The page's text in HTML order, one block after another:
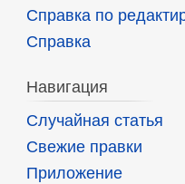
Справка по
Справка
Навигация
Случайная статья
Свежие правки
Приложение